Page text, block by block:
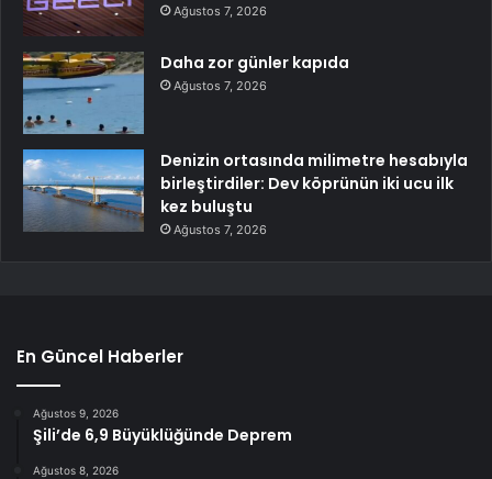
Ağustos 7, 2026
Daha zor günler kapıda
Ağustos 7, 2026
Denizin ortasında milimetre hesabıyla
birleştirdiler: Dev köprünün iki ucu ilk
kez buluştu
Ağustos 7, 2026
En Güncel Haberler
Ağustos 9, 2026
Şili’de 6,9 Büyüklüğünde Deprem
Ağustos 8, 2026